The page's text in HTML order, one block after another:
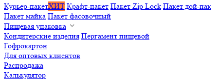
Курьер-пакетХИТ Крафт-пакет Пакет Zip Lock Пакет дой-пак
Пакет майка Пакет фасовочный
Пищевая упаковка
Кондитерские изделия Пергамент пищевой
Гофрокартон
Для оптовых клиентов
Распродажа
Калькулятор